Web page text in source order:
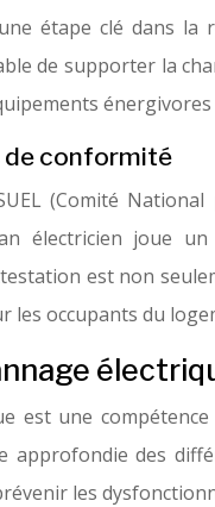
étape clé dans
de supporter la
de conformité
(Comité
électricien joue
est non
les occupants du
est une
approfondie des
les